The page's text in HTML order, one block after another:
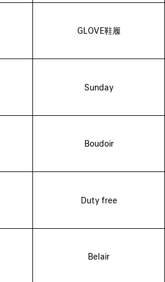
GLOVE鞋履
Sunday
Boudoir
Duty free
Belair